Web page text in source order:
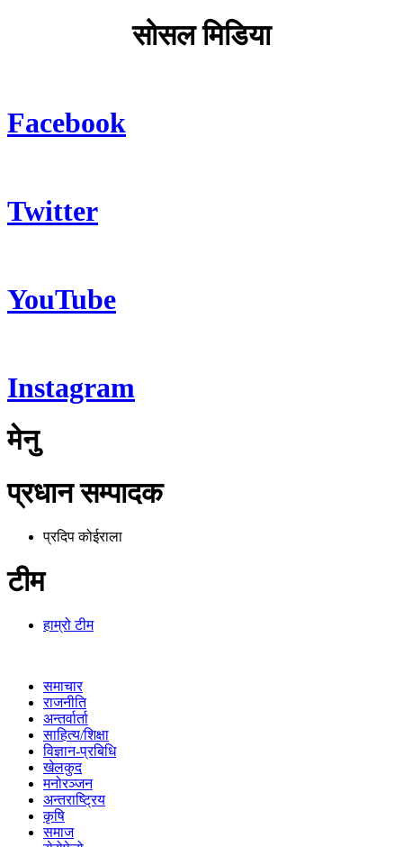
सोसल मिडिया
Facebook
Twitter
YouTube
Instagram
मेनु
प्रधान सम्पादक
प्रदिप कोईराला
टीम
हाम्रो टीम
समाचार
राजनीति
अन्तर्वार्ता
साहित्य/शिक्षा
विज्ञान-प्रबिधि
खेलकुद
मनोरञ्जन
अन्तराष्ट्रिय
कृषि
समाज